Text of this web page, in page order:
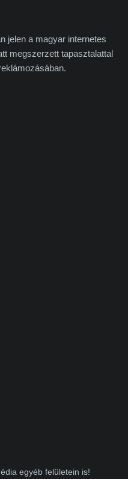
jelen a magyar internetes
megszerzett tapasztalattal
egyéb felületein is!